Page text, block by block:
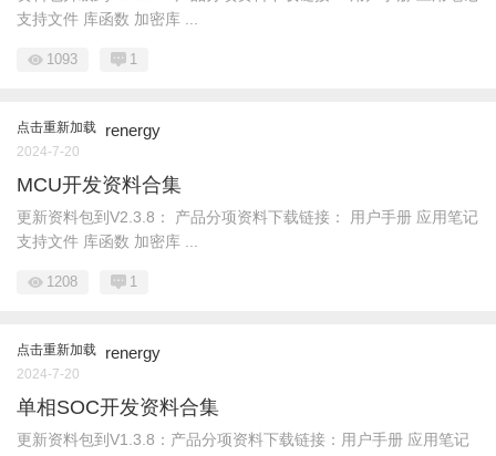
支持文件 库函数 加密库 ...
1093 1
点击重新加载 renergy
2024-7-20
MCU开发资料合集
更新资料包到V2.3.8： 产品分项资料下载链接： 用户手册 应用笔记
支持文件 库函数 加密库 ...
1208 1
点击重新加载 renergy
2024-7-20
单相SOC开发资料合集
更新资料包到V1.3.8：产品分项资料下载链接：用户手册 应用笔记